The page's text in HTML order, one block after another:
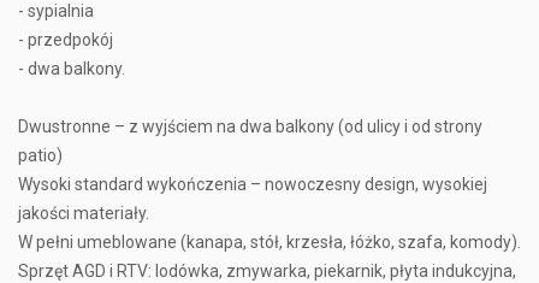
- sypialnia
- przedpokój
- dwa balkony.
Dwustronne – z wyjściem na dwa balkony (od ulicy i od strony
patio)
Wysoki standard wykończenia – nowoczesny design, wysokiej
jakości materiały.
W pełni umeblowane (kanapa, stół, krzesła, łóżko, szafa, komody).
Sprzęt AGD i RTV: lodówka, zmywarka, piekarnik, płyta indukcyjna,